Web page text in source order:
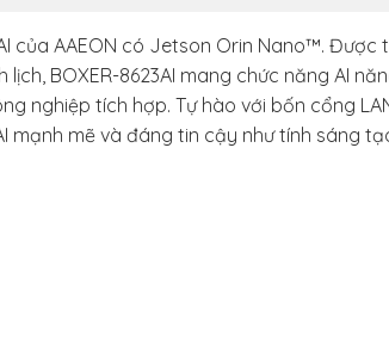
của AAEON có Jetson Orin Nano™. Được
BOXER-8623AI mang chức năng AI
nghiệp tích hợp. Tự hào với bốn cổng
mạnh mẽ và đáng tin cậy như tính sáng